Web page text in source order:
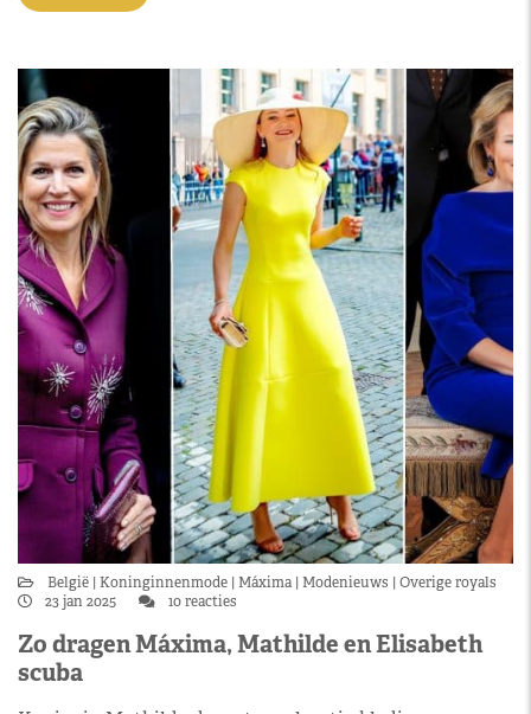
België Koninginnenmode Máxima Modenieuws
Overige royals
23 jan 2025
10 reacties
Zo dragen Máxima, Mathilde en Elisabeth
scuba